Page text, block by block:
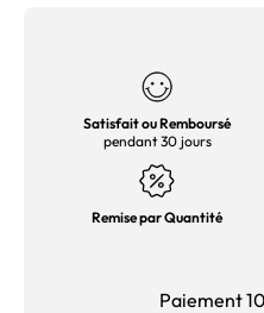
Satisfait ou Remboursé
pendant 30 jours
Remise par Quantité
Paiement